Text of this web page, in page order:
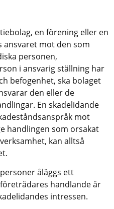
en förening eller en
ansvaret mot den som
personen,
i ansvarig ställning har
befogenhet, ska bolaget
den eller de
En skadelidande
mot
handlingen som orsakat
kan alltså
åläggs ett
handlande är
intressen.